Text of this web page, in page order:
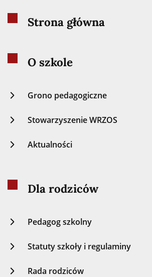
Strona główna
O szkole
Grono pedagogiczne
Stowarzyszenie WRZOS
Aktualności
Dla rodziców
Pedagog szkolny
Statuty szkoły i regulaminy
Rada rodziców